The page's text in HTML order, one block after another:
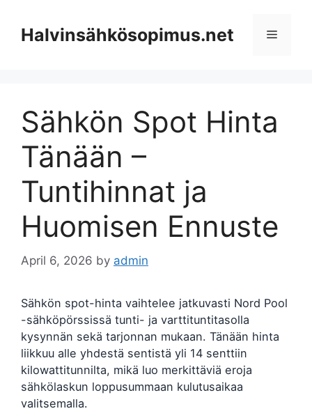
contentHalvinsähkösopimus.net Menu
Sähkön Spot Hinta
Tänään –
Tuntihinnat ja
Huomisen Ennuste
April 6, 2026 by admin
Sähkön spot-hinta vaihtelee jatkuvasti Nord Pool
-sähköpörssissä tunti- ja varttituntitasolla
kysynnän sekä tarjonnan mukaan. Tänään hinta
liikkuu alle yhdestä sentistä yli 14 senttiin
kilowattitunnilta, mikä luo merkittäviä eroja
sähkölaskun loppusummaan kulutusaikaa
valitsemalla.